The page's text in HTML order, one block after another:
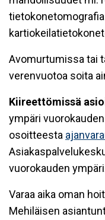
Avomurtumissa tai
verenvuotoa soita
Kiireettömissä
ympäri
osoitteesta
vuorokauden
Varaa aika oman
Mehiläisen